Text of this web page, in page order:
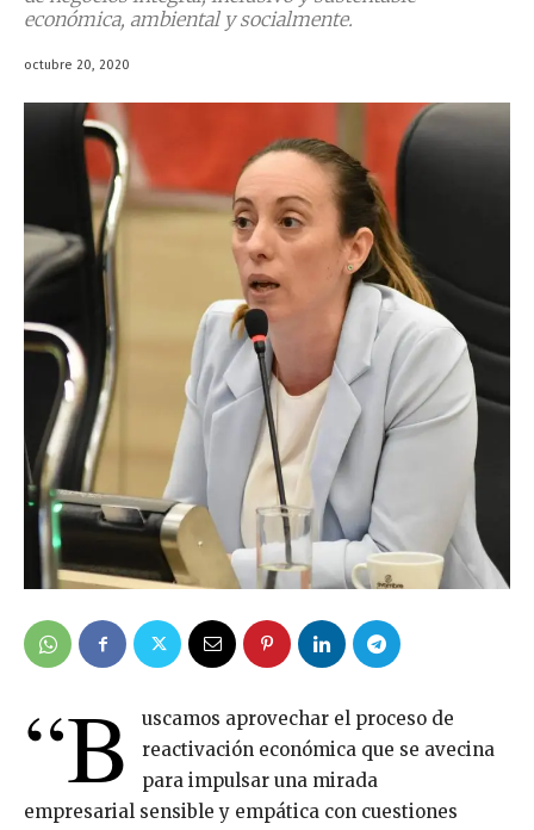
económica, ambiental y socialmente.
octubre 20, 2020
“B
uscamos aprovechar el proceso de
reactivación económica que se avecina
para impulsar una mirada
empresarial sensible y empática con cuestiones